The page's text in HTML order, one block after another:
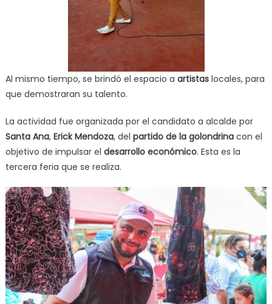
Al mismo tiempo, se brindó el espacio a artistaslocales, para
que demostraran su talento.
La actividad fue organizada por el candidato a alcalde por
Santa Ana, Erick Mendoza, del partido de la golondrinacon el
objetivo de impulsar el desarrollo económico. Esta es la
tercera feria que se realiza.